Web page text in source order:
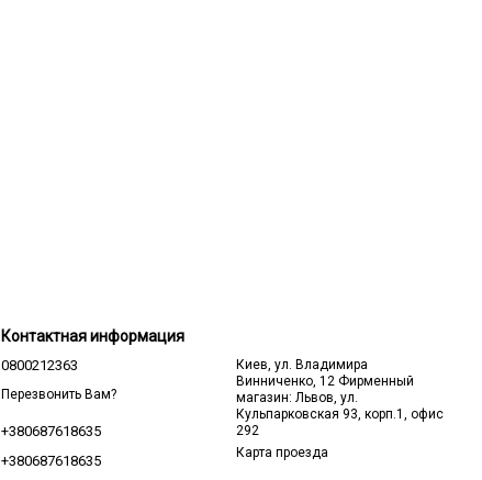
Контактная информация
0800212363
Перезвонить Вам?
+380687618635
+380687618635
Киев, ул. Владимира
Винниченко, 12 Фирменный
магазин: Львов, ул.
Кульпарковская 93, корп.1, офис
292
Карта проезда